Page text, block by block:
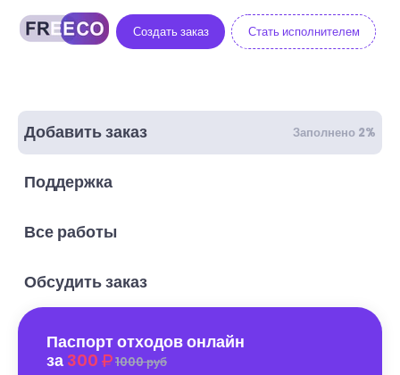
Создать заказ Стать исполнителем
Добавить заказ Заполнено 2%
Поддержка
Все работы
Обсудить заказ
Паспорт отходов онлайн
за 300 1000 руб